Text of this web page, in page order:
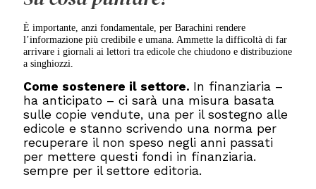
È importante, anzi fondamentale, per Barachini rendere
l’informazione più credibile e umana. Ammette la difficoltà di far
arrivare i giornali ai lettori tra edicole che chiudono e distribuzione
a singhiozzi.
Come sostenere il settore. In finanziaria –
ha anticipato – ci sarà una misura basata
sulle copie vendute, una per il sostegno alle
edicole e stanno scrivendo una norma per
recuperare il non speso negli anni passati
per mettere questi fondi in finanziaria.
sempre per il settore editoria.